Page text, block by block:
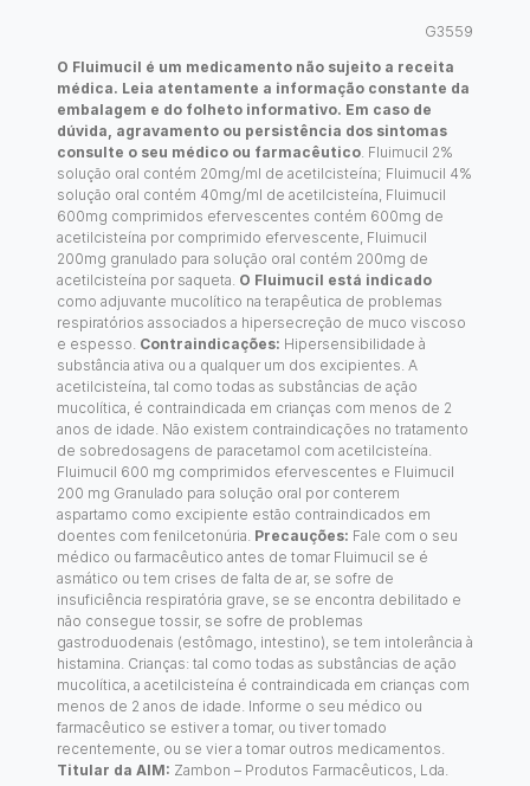
G3559
O Fluimucil é um medicamento não sujeito a receita
médica. Leia atentamente a informação constante da
embalagem e do folheto informativo. Em caso de
dúvida, agravamento ou persistência dos sintomas
consulte o seu médico ou farmacêutico . Fluimucil 2%
solução oral contém 20mg/ml de acetilcisteína; Fluimucil 4%
solução oral contém 40mg/ml de acetilcisteína, Fluimucil
600mg comprimidos efervescentes contém 600mg de
acetilcisteína por comprimido efervescente, Fluimucil
200mg granulado para solução oral contém 200mg de
acetilcisteína por saqueta. O Fluimucil está indicado
como adjuvante mucolítico na terapêutica de problemas
respiratórios associados a hipersecreção de muco viscoso
e espesso. Contraindicações: Hipersensibilidade à
substância ativa ou a qualquer um dos excipientes. A
acetilcisteína, tal como todas as substâncias de ação
mucolítica, é contraindicada em crianças com menos de 2
anos de idade. Não existem contraindicações no tratamento
de sobredosagens de paracetamol com acetilcisteína.
Fluimucil 600 mg comprimidos efervescentes e Fluimucil
200 mg Granulado para solução oral por conterem
aspartamo como excipiente estão contraindicados em
doentes com fenilcetonúria. Precauções: Fale com o seu
médico ou farmacêutico antes de tomar Fluimucil se é
asmático ou tem crises de falta de ar, se sofre de
insuficiência respiratória grave, se se encontra debilitado e
não consegue tossir, se sofre de problemas
gastroduodenais (estômago, intestino), se tem intolerância à
histamina. Crianças: tal como todas as substâncias de ação
mucolítica, a acetilcisteína é contraindicada em crianças com
menos de 2 anos de idade. Informe o seu médico ou
farmacêutico se estiver a tomar, ou tiver tomado
recentemente, ou se vier a tomar outros medicamentos.
Titular da AIM: Zambon – Produtos Farmacêuticos, Lda.